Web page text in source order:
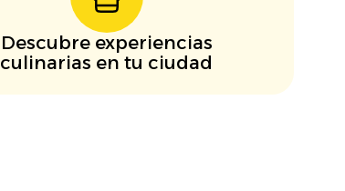
Descubre experiencias
culinarias en tu ciudad